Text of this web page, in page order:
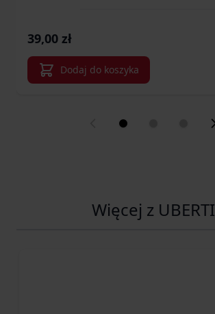
39,00 zł
Dodaj do koszyka
Więcej z UBERTI